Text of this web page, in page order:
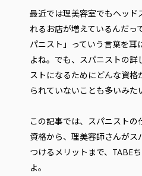
最近では理美容室でもヘッド
れるお店が増えているんだっ
パニスト」っていう言葉を耳
よね。でも、スパニストの詳
ストになるためにどんな資
られていないことも多いみた
この記事では、スパニストの
資格から、理美容師さんがス
つけるメリットまで、TABE
よ。